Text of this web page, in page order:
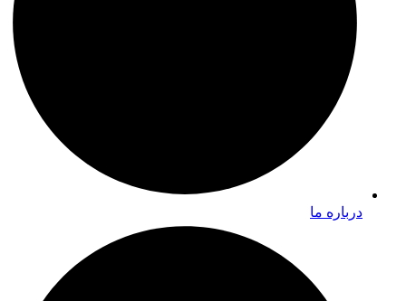
درباره ما